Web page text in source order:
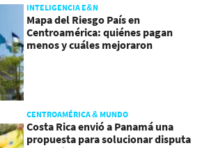
INTELIGENCIA E&N
Mapa del Riesgo País en
Centroamérica: quiénes pagan
menos y cuáles mejoraron
CENTROAMÉRICA & MUNDO
Costa Rica envió a Panamá una
propuesta para solucionar disputa